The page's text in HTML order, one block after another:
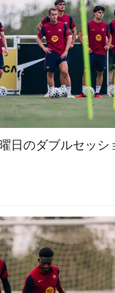
日のダブルセッシ
FCB